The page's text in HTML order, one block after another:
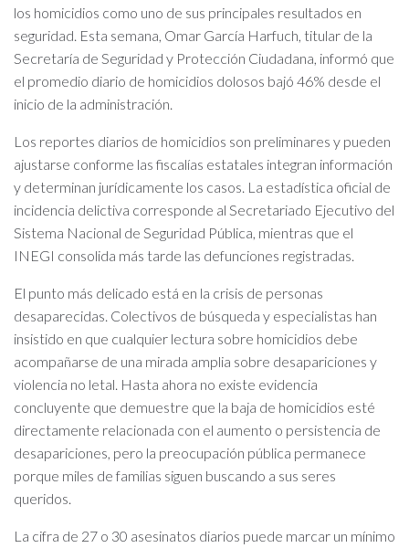
los homicidios como uno de sus principales resultados en
seguridad. Esta semana, Omar García Harfuch, titular de la
Secretaría de Seguridad y Protección Ciudadana, informó que
el promedio diario de homicidios dolosos bajó 46% desde el
inicio de la administración.
Los reportes diarios de homicidios son preliminares y pueden
ajustarse conforme las fiscalías estatales integran información
y determinan jurídicamente los casos. La estadística oficial de
incidencia delictiva corresponde al Secretariado Ejecutivo del
Sistema Nacional de Seguridad Pública, mientras que el
INEGI consolida más tarde las defunciones registradas.
El punto más delicado está en la crisis de personas
desaparecidas. Colectivos de búsqueda y especialistas han
insistido en que cualquier lectura sobre homicidios debe
acompañarse de una mirada amplia sobre desapariciones y
violencia no letal. Hasta ahora no existe evidencia
concluyente que demuestre que la baja de homicidios esté
directamente relacionada con el aumento o persistencia de
desapariciones, pero la preocupación pública permanece
porque miles de familias siguen buscando a sus seres
queridos.
La cifra de 27 o 30 asesinatos diarios puede marcar un mínimo